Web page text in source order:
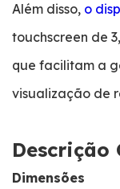
Além disso, o
touchscreen de
que facilitam a
visualização de
Descrição
Dimensões